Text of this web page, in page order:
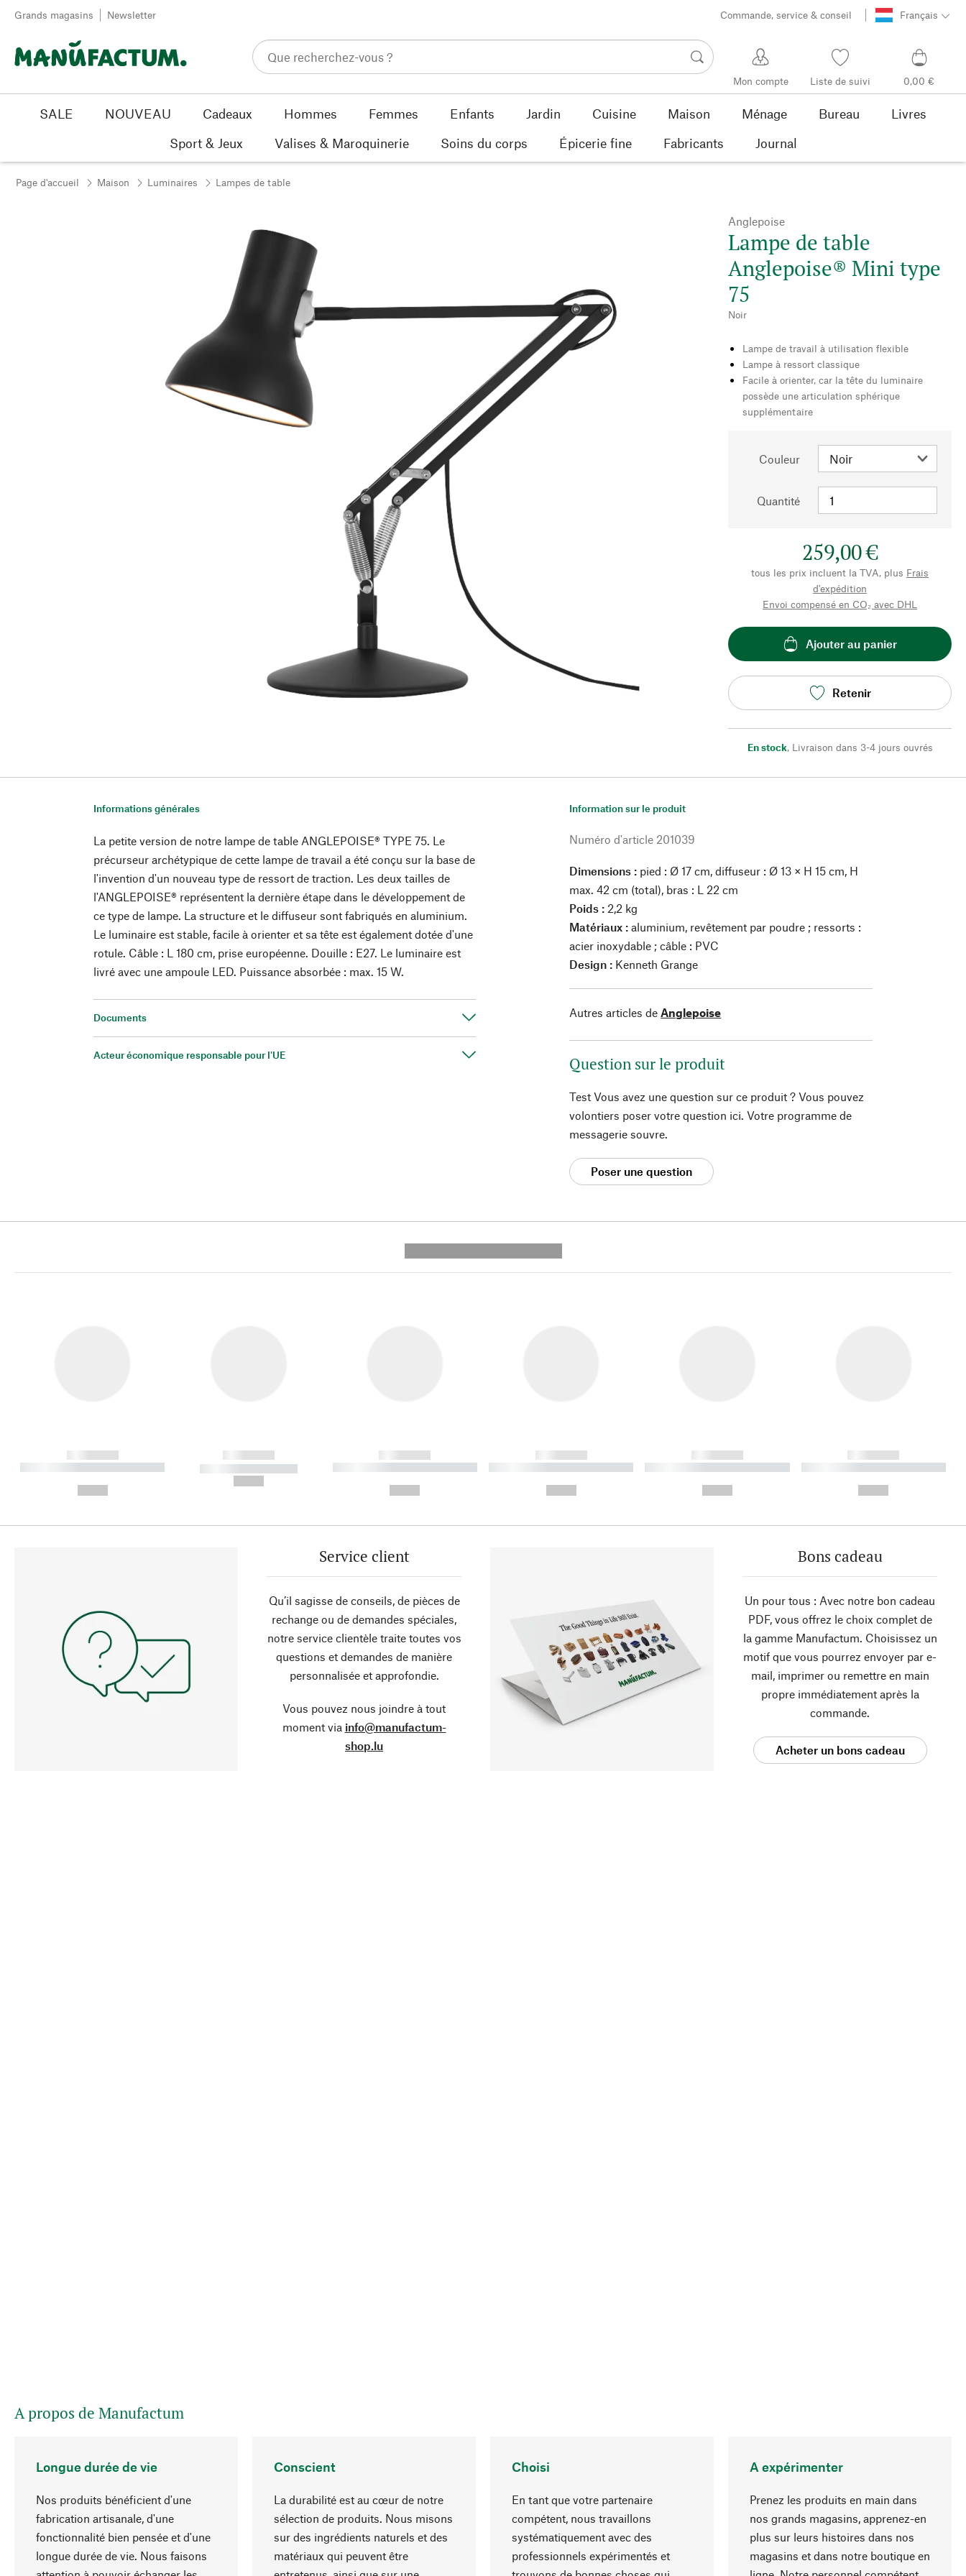
Passer au contenu
Grands magasins Newsletter Commande, service & conseil Français
Mon compte Liste de suivi 0,00 €
SALE NOUVEAU Cadeaux Hommes Femmes Enfants Jardin Cuisine Maison Ménage Bureau
Livres
Sport & Jeux
Valises & Maroquinerie Soins du corps Épicerie fine Fabricants Journal
Page d'accueil Maison Luminaires Lampes de table
Anglepoise
Lampe de table
Anglepoise® Mini type
75
Noir
Lampe de travail à utilisation flexible
Lampe à ressort classique
Facile à orienter, car la tête du luminaire
possède une articulation sphérique
supplémentaire
Couleur
Quantité
259,00 €
tous les prix incluent la TVA, plus Frais
d'expédition
Envoi compensé en CO₂ avec DHL
Ajouter au panier
Retenir
En stock, Livraison dans 3-4 jours ouvrés
Informations générales
La petite version de notre lampe de table ANGLEPOISE® TYPE 75. Le
précurseur archétypique de cette lampe de travail a été conçu sur la base de
l'invention d'un nouveau type de ressort de traction. Les deux tailles de
l'ANGLEPOISE® représentent la dernière étape dans le développement de
ce type de lampe. La structure et le diffuseur sont fabriqués en aluminium.
Le luminaire est stable, facile à orienter et sa tête est également dotée d'une
rotule. Câble : L 180 cm, prise européenne. Douille : E27. Le luminaire est
livré avec une ampoule LED. Puissance absorbée : max. 15 W.
Documents
Acteur économique responsable pour l'UE
Information sur le produit
Numéro d'article 201039
Dimensions : pied : Ø 17 cm, diffuseur : Ø 13 × H 15 cm, H
max. 42 cm (total), bras : L 22 cm
Poids : 2,2 kg
Matériaux : aluminium, revêtement par poudre ; ressorts :
acier inoxydable ; câble : PVC
Design : Kenneth Grange
Autres articles de Anglepoise
Question sur le produit
Test Vous avez une question sur ce produit ? Vous pouvez
volontiers poser votre question ici. Votre programme de
messagerie souvre.
Poser une question
------------
----------- ----------- ----------
------------
----------- -----------
------------
----------- ----------- ----------
------------
----------- ----------- ----------
------------
----------- ----------- ----------
------------
----------- ----------- ----------
Service client
Qu’il sagisse de conseils, de pièces de
rechange ou de demandes spéciales,
notre service clientèle traite toutes vos
questions et demandes de manière
personnalisée et approfondie.
Vous pouvez nous joindre à tout
moment via info@manufactum-
shop.lu
Bons cadeau
Un pour tous : Avec notre bon cadeau
PDF, vous offrez le choix complet de
la gamme Manufactum. Choisissez un
motif que vous pourrez envoyer par e-
mail, imprimer ou remettre en main
propre immédiatement après la
commande.
Acheter un bons cadeau
A propos de Manufactum
Longue durée de vie
Nos produits bénéficient d'une
fabrication artisanale, d'une
fonctionnalité bien pensée et d'une
longue durée de vie. Nous faisons
Conscient
La durabilité est au cœur de notre
sélection de produits. Nous misons
sur des ingrédients naturels et des
matériaux qui peuvent être
Choisi
En tant que votre partenaire
compétent, nous travaillons
systématiquement avec des
professionnels expérimentés et
A expérimenter
Prenez les produits en main dans
nos grands magasins, apprenez-en
plus sur leurs histoires dans nos
magasins et dans notre boutique en